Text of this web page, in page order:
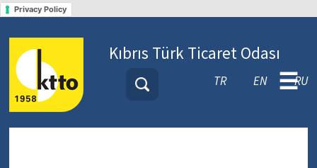
Privacy Policy
Kıbrıs Türk Ticaret Odası
TR EN RU
☰